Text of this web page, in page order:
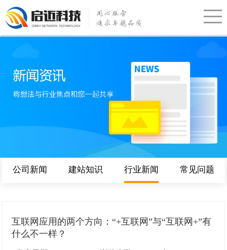
公司新闻 建站知识 行业新闻 常见问题
互联网应用的两个方向：“+互联网”与“互联网+”有
什么不一样？